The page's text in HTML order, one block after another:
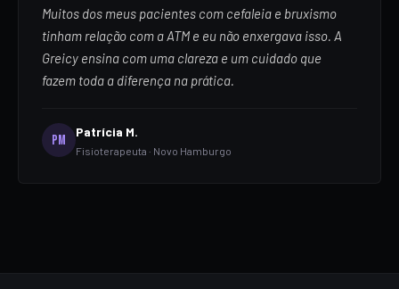
Muitos dos meus pacientes com cefaleia e bruxismo
tinham relação com a ATM e eu não enxergava isso. A
Greicy ensina com uma clareza e um cuidado que
fazem toda a diferença na prática.
PM
Patrícia M.
Fisioterapeuta · Novo Hamburgo